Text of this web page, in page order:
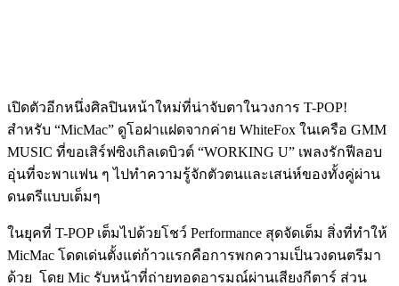
เปิดตัวอีกหนึ่งศิลปินหน้าใหม่ที่น่าจับตาในวงการ T-POP!
สำหรับ “MicMac” ดูโอฝาแฝดจากค่าย WhiteFox ในเครือ GMM
MUSIC ที่ขอเสิร์ฟซิงเกิลเดบิวต์ “WORKING U” เพลงรักฟีลอบ
อุ่นที่จะพาแฟน ๆ ไปทำความรู้จักตัวตนและเสน่ห์ของทั้งคู่ผ่าน
ดนตรีแบบเต็มๆ
ในยุคที่ T-POP เต็มไปด้วยโชว์ Performance สุดจัดเต็ม สิ่งที่ทำให้
MicMac โดดเด่นตั้งแต่ก้าวแรกคือการพกความเป็นวงดนตรีมา
ด้วย โดย Mic รับหน้าที่ถ่ายทอดอารมณ์ผ่านเสียงกีตาร์ ส่วน